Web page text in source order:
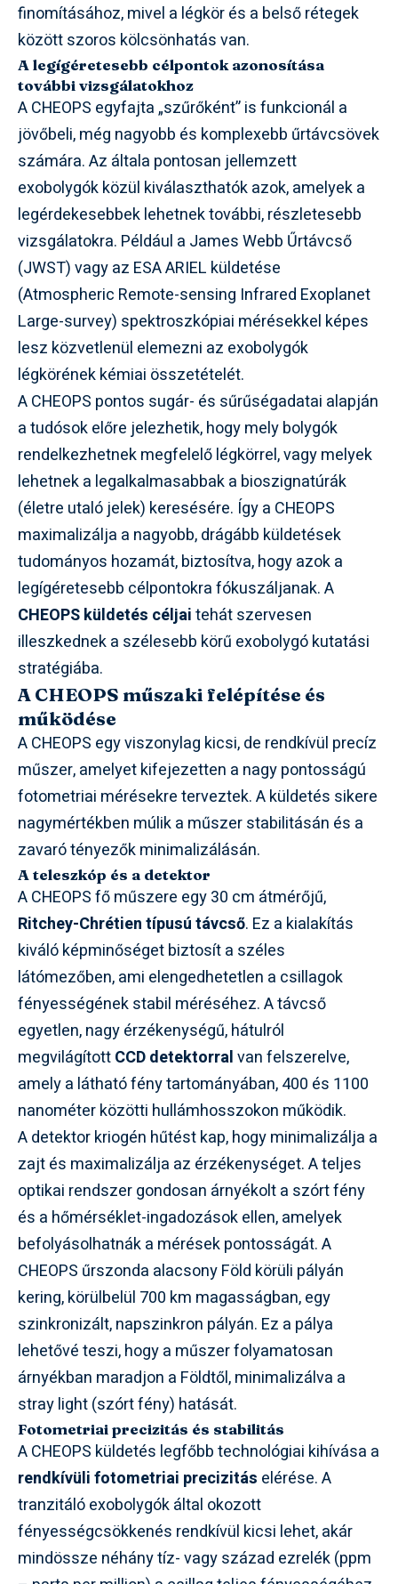
finomításához, mivel a légkör és a belső rétegek
között szoros kölcsönhatás van.
A legígéretesebb célpontok azonosítása
további vizsgálatokhoz
A CHEOPS egyfajta „szűrőként” is funkcionál a
jövőbeli, még nagyobb és komplexebb űrtávcsövek
számára. Az általa pontosan jellemzett
exobolygók közül kiválaszthatók azok, amelyek a
legérdekesebbek lehetnek további, részletesebb
vizsgálatokra. Például a James Webb Űrtávcső
(JWST) vagy az ESA ARIEL küldetése
(Atmospheric Remote-sensing Infrared Exoplanet
Large-survey) spektroszkópiai mérésekkel képes
lesz közvetlenül elemezni az exobolygók
légkörének kémiai összetételét.
A CHEOPS pontos sugár- és sűrűségadatai alapján
a tudósok előre jelezhetik, hogy mely bolygók
rendelkezhetnek megfelelő légkörrel, vagy melyek
lehetnek a legalkalmasabbak a bioszignatúrák
(életre utaló jelek) keresésére. Így a CHEOPS
maximalizálja a nagyobb, drágább küldetések
tudományos hozamát, biztosítva, hogy azok a
legígéretesebb célpontokra fókuszáljanak. A
CHEOPS küldetés céljaitehát szervesen
illeszkednek a szélesebb körű exobolygó kutatási
stratégiába.
A CHEOPS műszaki felépítése és
működése
A CHEOPS egy viszonylag kicsi, de rendkívül precíz
műszer, amelyet kifejezetten a nagy pontosságú
fotometriai mérésekre terveztek. A küldetés sikere
nagymértékben múlik a műszer stabilitásán és a
zavaró tényezők minimalizálásán.
A teleszkóp és a detektor
A CHEOPS fő műszere egy 30 cm átmérőjű,
Ritchey-Chrétien típusú távcső. Ez a kialakítás
kiváló képminőséget biztosít a széles
látómezőben, ami elengedhetetlen a csillagok
fényességének stabil méréséhez. A távcső
egyetlen, nagy érzékenységű, hátulról
megvilágítottCCD detektorralvan felszerelve,
amely a látható fény tartományában, 400 és 1100
nanométer közötti hullámhosszokon működik.
A detektor kriogén hűtést kap, hogy minimalizálja a
zajt és maximalizálja az érzékenységet. A teljes
optikai rendszer gondosan árnyékolt a szórt fény
és a hőmérséklet-ingadozások ellen, amelyek
befolyásolhatnák a mérések pontosságát. A
CHEOPS űrszonda alacsony Föld körüli pályán
kering, körülbelül 700 km magasságban, egy
szinkronizált, napszinkron pályán. Ez a pálya
lehetővé teszi, hogy a műszer folyamatosan
árnyékban maradjon a Földtől, minimalizálva a
stray light (szórt fény) hatását.
Fotometriai precizitás és stabilitás
A CHEOPS küldetés legfőbb technológiai kihívása a
rendkívüli fotometriai precizitás elérése. A
tranzitáló exobolygók által okozott
fényességcsökkenés rendkívül kicsi lehet, akár
mindössze néhány tíz- vagy század ezrelék (ppm